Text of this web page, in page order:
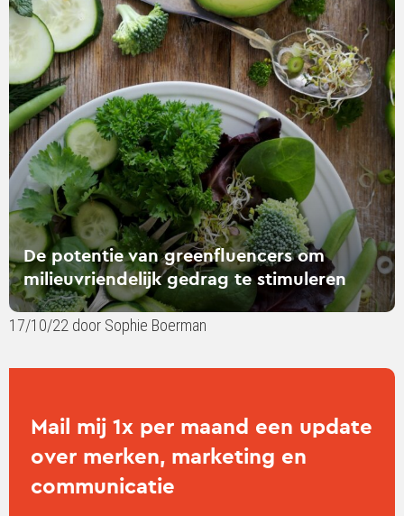
De potentie van greenfluencers om
milieuvriendelijk gedrag te stimuleren
17/10/22 door Sophie Boerman
potentie
van
greenfluencers
om
milieuvriendelijk
gedrag
te
stimuleren
Mail mij 1x per maand een update
over merken, marketing en
communicatie